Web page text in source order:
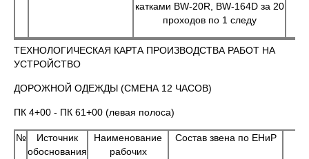
катками BW-20R, BW-164D за 20
проходов по 1 следу
ТЕХНОЛОГИЧЕСКАЯ КАРТА ПРОИЗВОДСТВА РАБОТ НА
УСТРОЙСТВО
ДОРОЖНОЙ ОДЕЖДЫ (СМЕНА 12 ЧАСОВ)
ПК 4+00 - ПК 61+00 (левая полоса)
№
Источник
обоснования
Наименование
рабочих
Состав звена по ЕНиР